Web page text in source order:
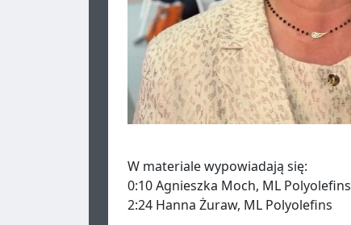
W materiale wypowiadają się:
0:10 Agnieszka Moch, ML Polyolefins
2:24 Hanna Żuraw, ML Polyolefins